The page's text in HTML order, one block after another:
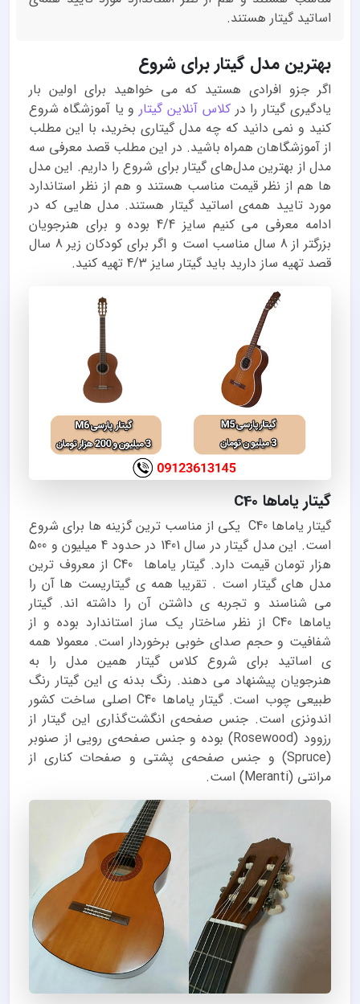
اساتید گیتار هستند.
بهترین مدل گیتار برای شروع
اگر جزو افرادی هستید که می خواهید برای اولین بار
یادگیری گیتار را درکلاس آنلاین گیتار و یا آموزشگاه شروع
کنید و نمی دانید که چه مدل گیتاری بخرید، با این مطلب
از آموزشگاهان همراه باشید. در این مطلب قصد معرفی سه
مدل از بهترین مدل‌های گیتار برای شروع را داریم. این مدل
ها هم از نظر قیمت مناسب هستند و هم از نظر استاندارد
مورد تایید همه‌ی اساتید گیتار هستند. مدل هایی که در
ادامه معرفی می کنیم سایز 4/4 بوده و برای هنرجویان
بزرگتر از 8 سال مناسب است و اگر برای کودکان زیر 8 سال
قصد تهیه ساز دارید باید گیتار سایز 4/3 تهیه کنید.
گیتار یاماها C40
گیتار یاماها C40 یکی از مناسب ترین گزینه ها برای شروع
است. این مدل گیتار در سال 1401 در حدود 4 میلیون و 500
هزار تومان قیمت دارد. گیتار یاماها C40 از معروف ترین
مدل های گیتار است . تقریبا همه ی گیتاریست ها آن را
می شناسند و تجربه ی داشتن آن را داشته اند. گیتار
یاماها C40 از نظر ساختار یک ساز استاندارد بوده و از
شفافیت و حجم صدای خوبی برخوردار است. معمولا همه
ی اساتید برای شروع کلاس گیتار همین مدل را به
هنرجویان پیشنهاد می دهند. رنگ بدنه ی این گیتار رنگ
طبیعی چوب است. گیتار یاماها C40 اصلی ساخت کشور
اندونزی است. جنس صفحه‌ی انگشت‌گذاری این گیتار از
رزوود (Rosewood) بوده و جنس صفحه‌ی رویی از صنوبر
(Spruce) و جنس صفحه‌ی پشتی و صفحات کناری از
مرانتی (Meranti) است.